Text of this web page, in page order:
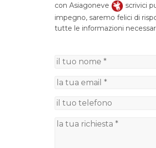
con Asiagoneve
scrivici
impegno, saremo felici di
tutte le informazioni